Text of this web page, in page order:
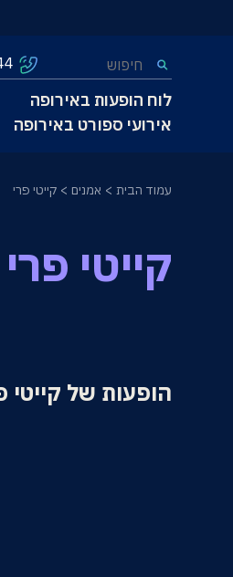
לוח הופעות באירופה
אירועי ספורט באירופה
עמוד הבית אמנים קייטי פרי
קייטי פרי
הופעות של קייטי